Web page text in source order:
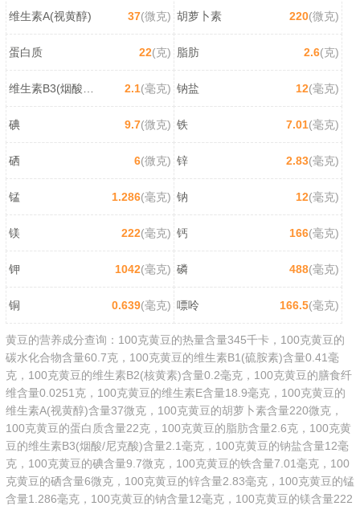
维生素A(视黄醇) 37(微克) 胡萝卜素 220(微克)
蛋白质 22(克) 脂肪 2.6(克)
2.1(毫克) 钠盐 12(毫克)
碘 9.7(微克) 铁 7.01(毫克)
硒 6(微克) 锌 2.83(毫克)
锰 1.286(毫克) 钠 12(毫克)
镁 222(毫克) 钙 166(毫克)
钾 1042(毫克) 磷 488(毫克)
铜 0.639(毫克) 嘌呤 166.5(毫克)
黄豆的营养成分查询：100克黄豆的热量含量345千卡，100克黄豆的
碳水化合物含量60.7克，100克黄豆的维生素B1(硫胺素)含量0.41毫
克，100克黄豆的维生素B2(核黄素)含量0.2毫克，100克黄豆的膳食纤
维含量0.0251克，100克黄豆的维生素E含量18.9毫克，100克黄豆的
维生素A(视黄醇)含量37微克，100克黄豆的胡萝卜素含量220微克，
100克黄豆的蛋白质含量22克，100克黄豆的脂肪含量2.6克，100克黄
豆的维生素B3(烟酸/尼克酸)含量2.1毫克，100克黄豆的钠盐含量12毫
克，100克黄豆的碘含量9.7微克，100克黄豆的铁含量7.01毫克，100
克黄豆的硒含量6微克，100克黄豆的锌含量2.83毫克，100克黄豆的锰
含量1.286毫克，100克黄豆的钠含量12毫克，100克黄豆的镁含量222